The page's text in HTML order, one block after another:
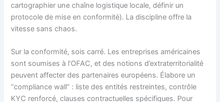
cartographier une chaîne logistique locale, définir un
protocole de mise en conformité). La discipline offre la
vitesse sans chaos.
Sur la conformité, sois carré. Les entreprises américaines
sont soumises à l’OFAC, et des notions d’extraterritorialité
peuvent affecter des partenaires européens. Élabore un
“compliance wall” : liste des entités restreintes, contrôle
KYC renforcé, clauses contractuelles spécifiques. Pour